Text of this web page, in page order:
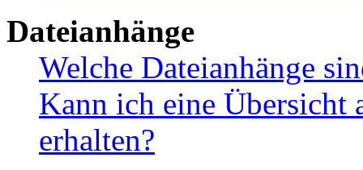
Dateianhänge
Welche Dateianhänge
Kann ich eine Übersicht
erhalten?